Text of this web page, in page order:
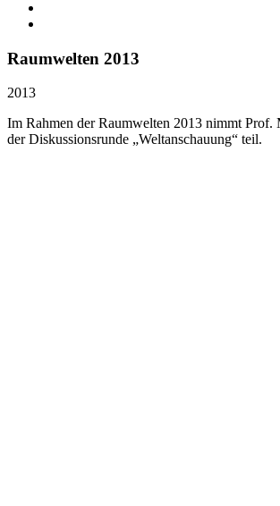
Raumwelten 2013
2013
Im Rahmen der Raumwelten 2013 nimmt Prof.
der Diskussionsrunde „Weltanschauung“ teil.